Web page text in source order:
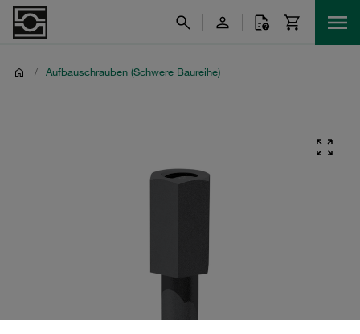
/ Aufbauschrauben (Schwere Baureihe)